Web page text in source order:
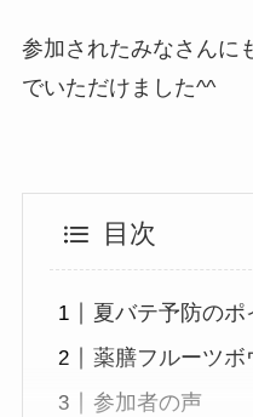
参加されたみなさんに
でいただけました^^
目次
夏バテ予防のポ
薬膳フルーツボ
参加者の声